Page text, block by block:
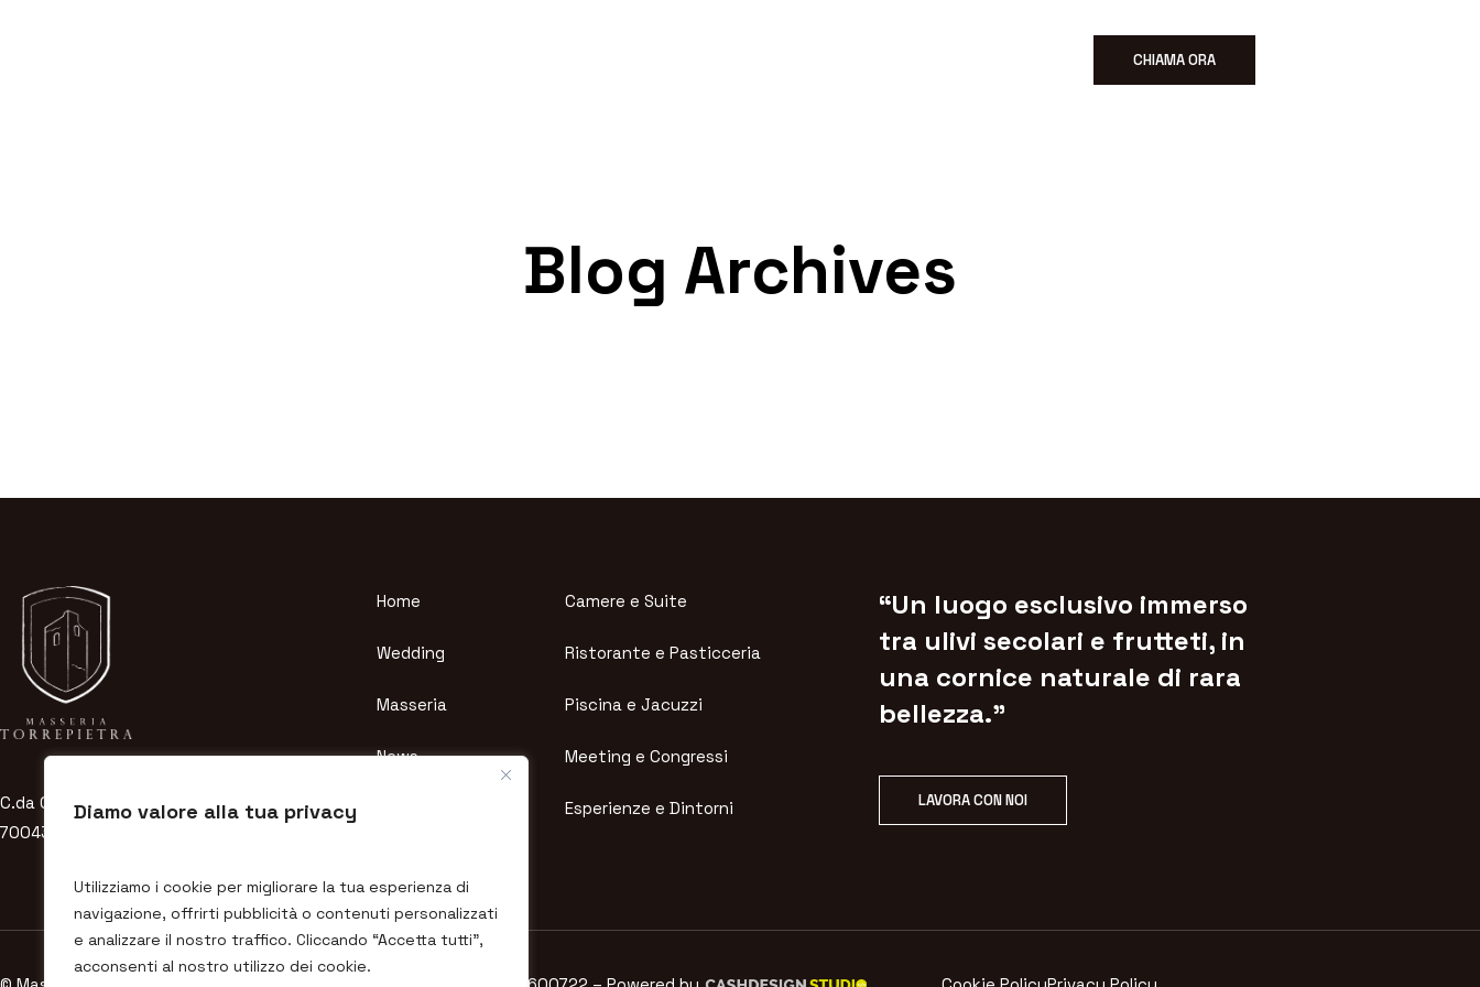
Diamo valore alla tua privacy
Utilizziamo i cookie per migliorare la tua esperienza di
navigazione, offrirti pubblicità o contenuti personalizzati
e analizzare il nostro traffico. Cliccando “Accetta tutti”,
acconsenti al nostro utilizzo dei cookie.
CHIAMA ORA
Blog Archives
C.da Grotta dell’acqua 338/A
70043 Monopoli (BA) Italy
Home
Wedding
Masseria
News
Camere e Suite
Ristorante e Pasticceria
Piscina e Jacuzzi
Meeting e Congressi
Esperienze e Dintorni
“Un luogo esclusivo immerso
tra ulivi secolari e frutteti, in
una cornice naturale di rara
bellezza.”
LAVORA CON NOI